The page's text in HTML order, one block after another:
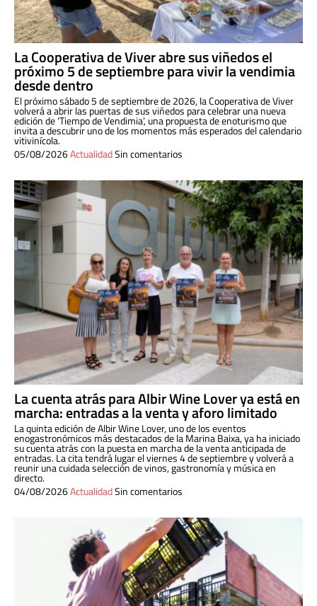
La Cooperativa de Viver abre sus viñedos el
próximo 5 de septiembre para vivir la vendimia
desde dentro
El próximo sábado 5 de septiembre de 2026, la Cooperativa de Viver
volverá a abrir las puertas de sus viñedos para celebrar una nueva
edición de ‘Tiempo de Vendimia’, una propuesta de enoturismo que
invita a descubrir uno de los momentos más esperados del calendario
vitivinícola.
05/08/2026ActualidadSin comentarios
La cuenta atrás para Albir Wine Lover ya está en
marcha: entradas a la venta y aforo limitado
La quinta edición de Albir Wine Lover, uno de los eventos
enogastronómicos más destacados de la Marina Baixa, ya ha iniciado
su cuenta atrás con la puesta en marcha de la venta anticipada de
entradas. La cita tendrá lugar el viernes 4 de septiembre y volverá a
reunir una cuidada selección de vinos, gastronomía y música en
directo.
04/08/2026ActualidadSin comentarios